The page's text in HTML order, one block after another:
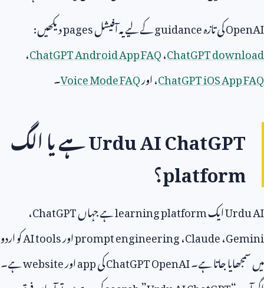
OpenAIکی تازہguidanceکے لیے یہ آفیشلpagesدیکھیں:
ChatGPT download،ChatGPT Android App FAQ،
ChatGPT iOS App FAQ، اورVoice Mode FAQ۔
Urdu AI ChatGPTہے یا الگ
platform؟
Urdu AIایکlearning platformہے جہاںChatGPT،
Gemini،Claude،prompt engineeringاورAI toolsکو اردو
میں سمجھایا جاتا ہے۔ChatGPT OpenAIکیappاورwebsiteہے۔